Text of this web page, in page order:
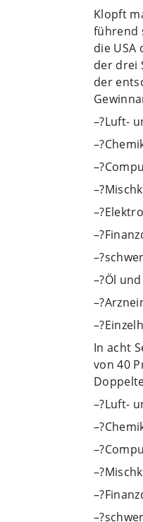
Klopft
führend
die USA
der drei
der
–?Luft-
–?Öl
In acht
von 40
–?Luft-